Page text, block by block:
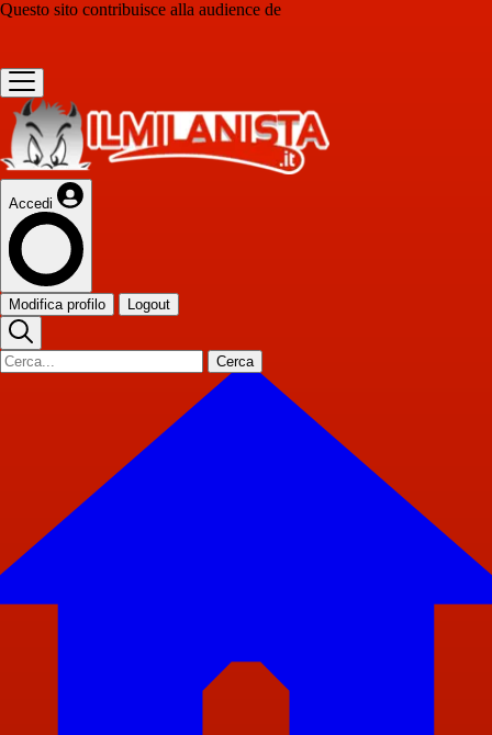
Questo sito contribuisce alla audience de
Accedi
Modifica profilo Logout
Cerca